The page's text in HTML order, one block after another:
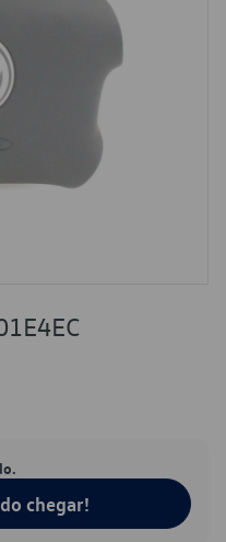
chegar!